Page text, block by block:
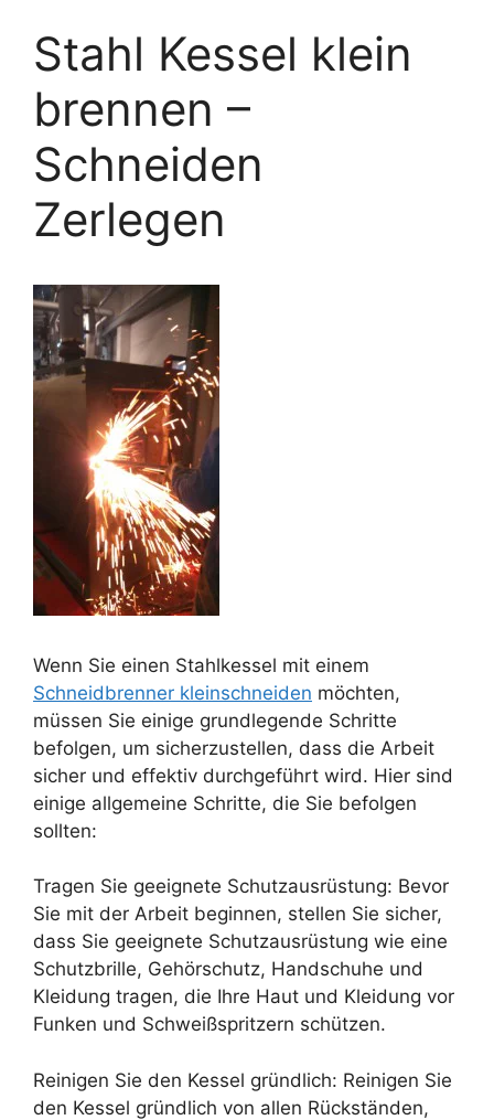
Stahl Kessel klein
brennen –
Schneiden
Zerlegen
Wenn Sie einen Stahlkessel mit einem
Schneidbrenner kleinschneiden möchten,
müssen Sie einige grundlegende Schritte
befolgen, um sicherzustellen, dass die Arbeit
sicher und effektiv durchgeführt wird. Hier sind
einige allgemeine Schritte, die Sie befolgen
sollten:
Tragen Sie geeignete Schutzausrüstung: Bevor
Sie mit der Arbeit beginnen, stellen Sie sicher,
dass Sie geeignete Schutzausrüstung wie eine
Schutzbrille, Gehörschutz, Handschuhe und
Kleidung tragen, die Ihre Haut und Kleidung vor
Funken und Schweißspritzern schützen.
Reinigen Sie den Kessel gründlich: Reinigen Sie
den Kessel gründlich von allen Rückständen,